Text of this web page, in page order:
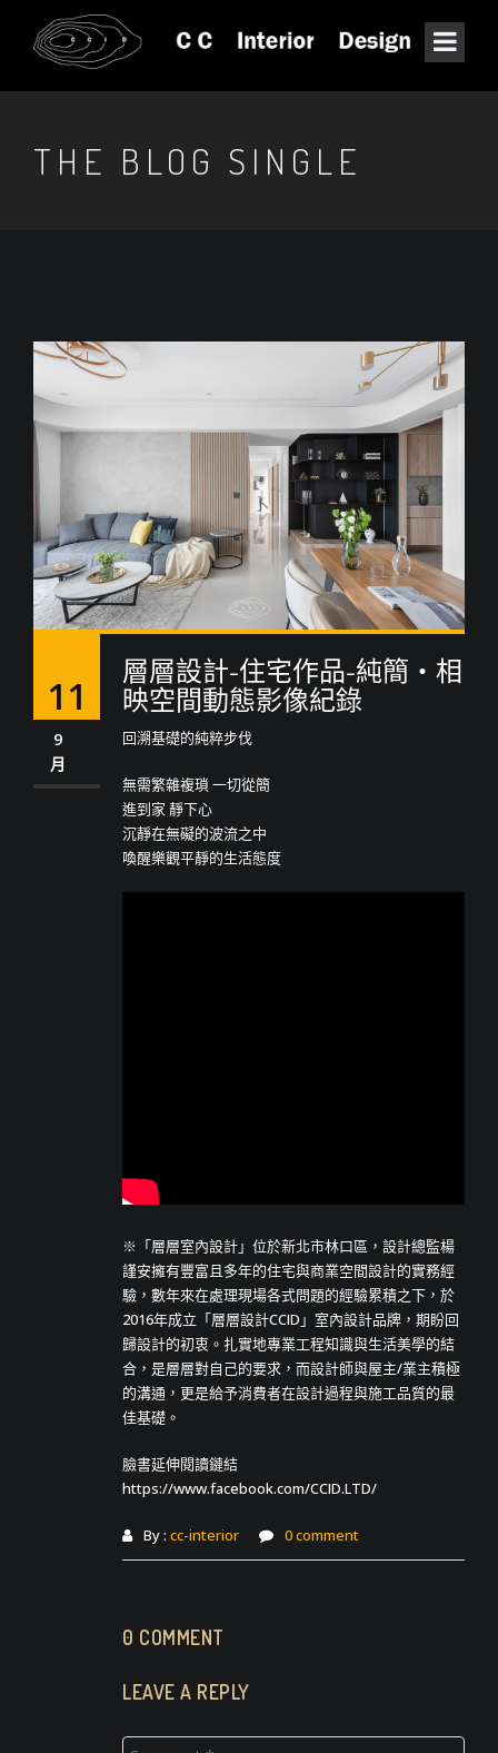
THE BLOG SINGLE
11
9
月
層層設計-住宅作品-純簡‧相
映空間動態影像紀錄
回溯基礎的純粹步伐
無需繁雜複瑣 一切從簡
進到家 靜下心
沉靜在無礙的波流之中
喚醒樂觀平靜的生活態度
※「層層室內設計」位於新北市林口區，設計總監楊
謹安擁有豐富且多年的住宅與商業空間設計的實務經
驗，數年來在處理現場各式問題的經驗累積之下，於
2016年成立「層層設計CCID」室內設計品牌，期盼回
歸設計的初衷。扎實地專業工程知識與生活美學的結
合，是層層對自己的要求，而設計師與屋主/業主積極
的溝通，更是給予消費者在設計過程與施工品質的最
佳基礎。
臉書延伸閱讀鏈結
https://www.facebook.com/CCID.LTD/
By : cc-interior 0 comment
0 COMMENT
LEAVE A REPLY